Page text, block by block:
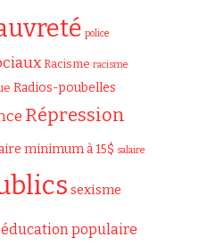
police
Racisme racisme
Radios-poubelles
Répression
minimum à 15$ salaire
sexisme
éducation populaire